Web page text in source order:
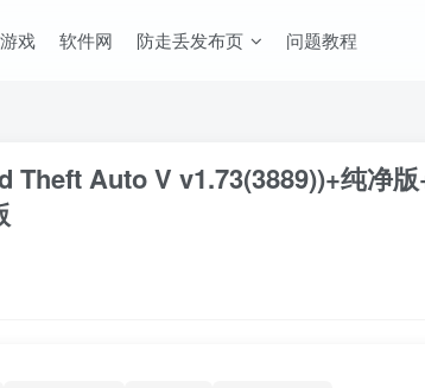
戏 软件网 防走丢发布页 问题教程
Theft Auto V v1.73(3889))+纯净